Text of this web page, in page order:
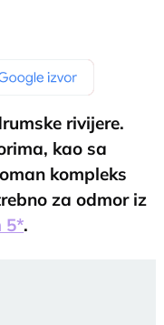
rivijere.
kao sa
kompleks
za odmor iz
5*.